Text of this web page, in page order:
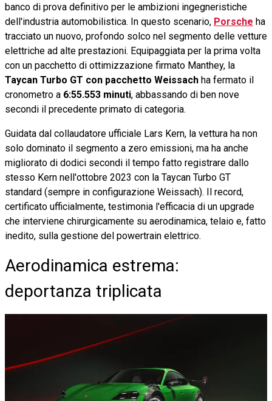
banco di prova definitivo per le ambizioni ingegneristiche
dell'industria automobilistica. In questo scenario, Porsche ha
tracciato un nuovo, profondo solco nel segmento delle vetture
elettriche ad alte prestazioni. Equipaggiata per la prima volta
con un pacchetto di ottimizzazione firmato Manthey, la
Taycan Turbo GT con pacchetto Weissach ha fermato il
cronometro a 6:55.553 minuti, abbassando di ben nove
secondi il precedente primato di categoria.
Guidata dal collaudatore ufficiale Lars Kern, la vettura ha non
solo dominato il segmento a zero emissioni, ma ha anche
migliorato di dodici secondi il tempo fatto registrare dallo
stesso Kern nell'ottobre 2023 con la Taycan Turbo GT
standard (sempre in configurazione Weissach). Il record,
certificato ufficialmente, testimonia l'efficacia di un upgrade
che interviene chirurgicamente su aerodinamica, telaio e, fatto
inedito, sulla gestione del powertrain elettrico.
Aerodinamica estrema:
deportanza triplicata